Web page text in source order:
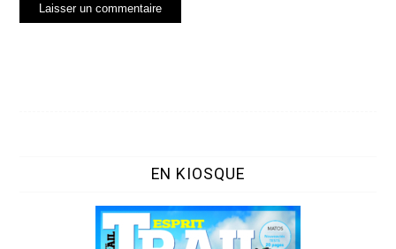
EN KIOSQUE